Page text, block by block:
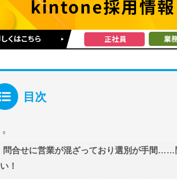
目次
問合せに営業が混ざっており選別が手間……
い！